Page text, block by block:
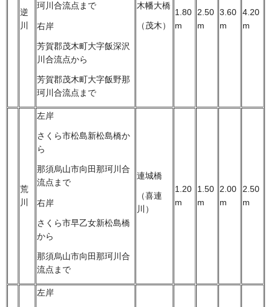
逆
川
珂川合流点まで
右岸
芳賀郡茂木町大字飯深沢
川合流点から
芳賀郡茂木町大字飯野那
珂川合流点まで
木幡大橋
（茂木）
1.80
m
2.50
m
3.60
m
4.20
m
荒
川
左岸
さくら市松島新松島橋か
ら
那須烏山市向田那珂川合
流点まで
右岸
さくら市早乙女新松島橋
から
那須烏山市向田那珂川合
流点まで
連城橋
（喜連
川）
1.20
m
1.50
m
2.00
m
2.50
m
左岸